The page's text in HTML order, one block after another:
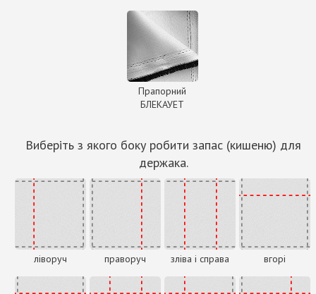
Прапорний
БЛЕКАУЕТ
Виберіть з якого боку робити запас (кишеню) для
держака.
ліворуч праворуч зліва і справа вгорі